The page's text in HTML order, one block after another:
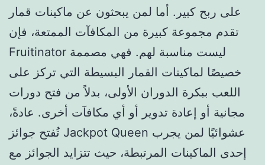
على ربح كبير. أما لمن يبحثون عن ماكينات قمار
تقدم مجموعة كبيرة من المكافآت الممتعة، فإن
Fruitinator ليست مناسبة لهم. فهي مصممة
خصيصًا لماكينات القمار البسيطة التي تركز على
اللعب ببكرة الدوران الأولى، بدلاً من فتح دورات
مجانية أو إعادة تدوير أو أي مكافآت أخرى. عادةً،
تُفتح جوائز Jackpot Queen عشوائيًا لمن يجرب
إحدى الماكينات المرتبطة، حيث تتزايد الجوائز مع